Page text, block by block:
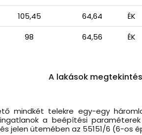
105,45 64,64 ÉK
98 64,56 ÉK
A lakások
mindkét telekre egy-egy
a beépítési paraméterek
jelen ütemében az 55151/6 (6-os